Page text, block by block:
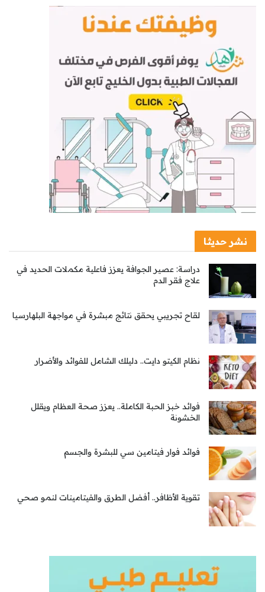
نشر حديثا
دراسة: عصير الجوافة يعزز فاعلية مكملات الحديد في
علاج فقر الدم
لقاح تجريبي يحقق نتائج مبشرة في مواجهة البلهارسيا
نظام الكيتو دايت.. دليلك الشامل للفوائد والأضرار
فوائد خبز الحبة الكاملة.. يعزز صحة العظام ويقلل
الخشونة
فوائد فوار فيتامين سي للبشرة والجسم
تقوية الأظافر.. أفضل الطرق والفيتامينات لنمو صحي